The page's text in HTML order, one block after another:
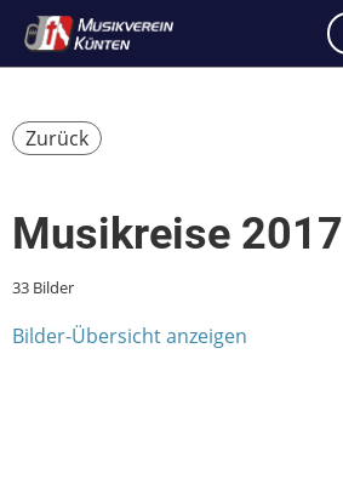
Zurück
Musikreise 2017
33 Bilder
Bilder-Übersicht anzeigen